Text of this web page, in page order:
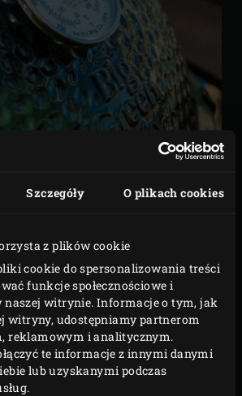
Szczegóły O plikach cookies
z plików cookie
cookie do spersonalizowania treści
funkcje społecznościowe i
naszej witrynie. Informacje o tym, jak
witryny, udostępniamy partnerom
reklamowym i analitycznym.
te informacje z innymi danymi
lub uzyskanymi podczas
jest wyposażony w termometr. Ale
po wielu latach wiernej służby,
temperatury rzeczywistej
Gauge). Umieść termometr na
a będziesz wiedzieć, jaka
środku — bez podnoszenia kopuły
temperatury jest dostępny